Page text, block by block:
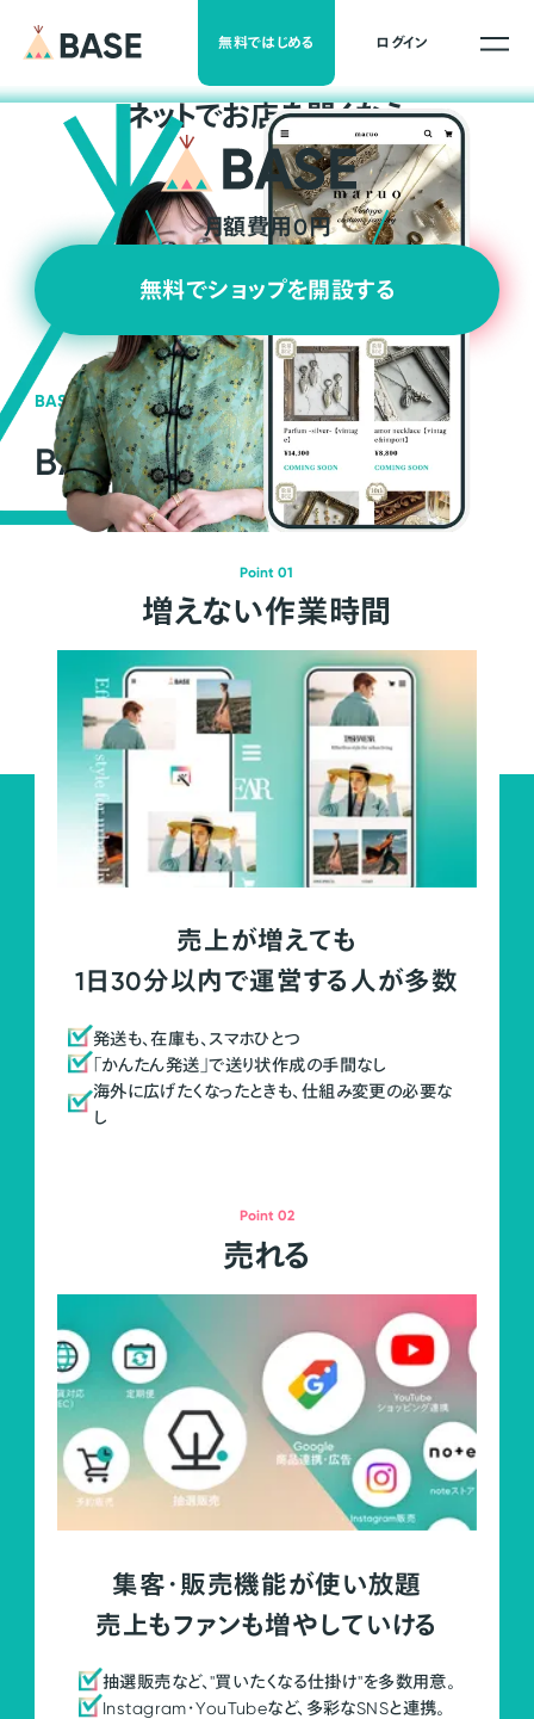
無料ではじめる ログイン
ネットでお店を開くなら
月額費用0円
無料でショップを開設する
BASEの強み
BASEが強い3つの理由
Point 01
増えない作業時間
売上が増えても
1日30分以内で運営する人が多数
発送も、在庫も、スマホひとつ
「かんたん発送」で送り状作成の手間なし
海外に広げたくなったときも、仕組み変更の必要な
し
Point 02
売れる
集客・販売機能が使い放題
売上もファンも増やしていける
抽選販売など、"買いたくなる仕掛け"を多数用意。
Instagram・YouTubeなど、多彩なSNSと連携。